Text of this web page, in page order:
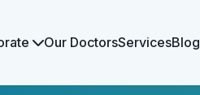
Our DoctorsServicesBlog